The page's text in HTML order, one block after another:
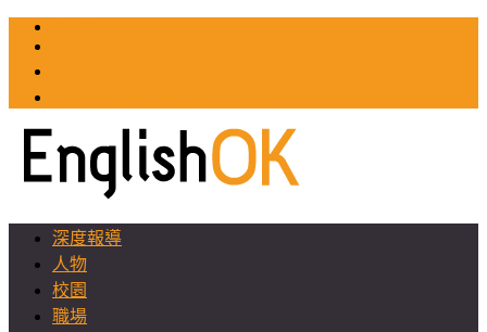
深度報導
人物
校園
職場